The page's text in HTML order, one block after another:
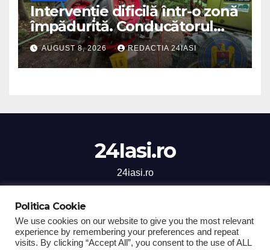
Intervenție dificilă într-o zonă
împădurită. Conducătorul
unui tractor răsturnat, salvat
prin efortul comun al
echipajelor de intervenție
AUGUST 8, 2026 REDACTIA 24IASI
24Iasi.ro
24iasi.ro
Proudly powered by WordPress|Theme: Newsup byThemeansar
Politica Cookie
We use cookies on our website to give you the most relevant
experience by remembering your preferences and repeat
visits. By clicking “Accept All”, you consent to the use of ALL